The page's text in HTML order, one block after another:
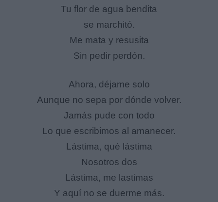
Tu flor de agua bendita
se marchitó.
Me mata y resusita
Sin pedir perdón.
Ahora, déjame solo
Aunque no sepa por dónde volver.
Jamás pude con todo
Lo que escribimos al amanecer.
Lástima, qué lástima
Nosotros dos
Lástima, me lastimas
Y aquí no se duerme más.